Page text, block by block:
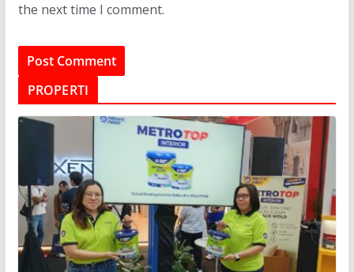
the next time I comment.
PROPERTI